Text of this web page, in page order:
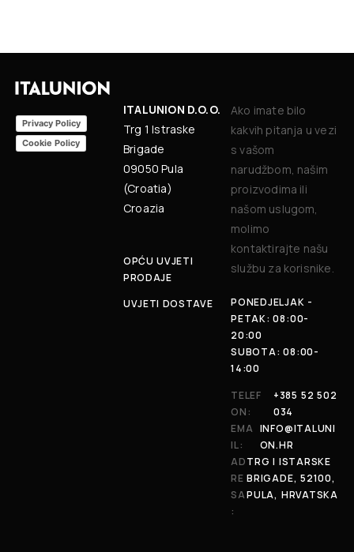
Privacy Policy
Cookie Policy
ITALUNION D.O.O.
Trg 1 Istraske
Brigade
09050 Pula
(Croatia)
Croazia
OPĆU UVJETI
PRODAJE
UVJETI DOSTAVE
Ako imate bilo
kakvih pitanja u vezi
s vašom
narudžbom, našim
proizvodima ili
našom uslugom,
molimo
kontaktirajte našu
službu za korisnike.
PONEDJELJAK -
PETAK: 08:00-
20:00
SUBOTA: 08:00-
14:00
TELEF
ON:
+385 52 502
034
EMA
IL:
INFO@ITALUNI
ON.HR
AD
RE
SA
:
TRG I ISTARSKE
BRIGADE, 52100,
PULA, HRVATSKA